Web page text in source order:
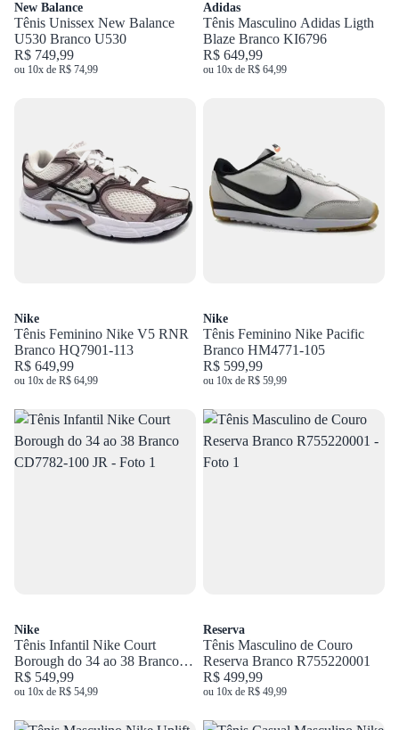
New Balance
Tênis Unissex New Balance
U530 Branco U530
R$ 749,99
ou 10x de R$ 74,99
Adidas
Tênis Masculino Adidas Ligth
Blaze Branco KI6796
R$ 649,99
ou 10x de R$ 64,99
Nike
Tênis Feminino Nike V5 RNR
Branco HQ7901-113
R$ 649,99
ou 10x de R$ 64,99
Nike
Tênis Feminino Nike Pacific
Branco HM4771-105
R$ 599,99
ou 10x de R$ 59,99
Nike
Tênis Infantil Nike Court
Borough do 34 ao 38 Branco
CD7782-100 JR
R$ 549,99
ou 10x de R$ 54,99
Reserva
Tênis Masculino de Couro
Reserva Branco R755220001
R$ 499,99
ou 10x de R$ 49,99